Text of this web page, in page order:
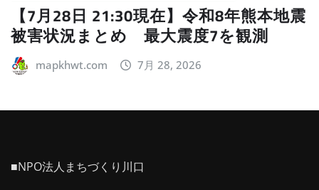
【7月28日 21:30現在】令和8年熊本地震
被害状況まとめ 最大震度7を観測
mapkhwt.com 7月 28, 2026
■NPO法人まちづくり川口